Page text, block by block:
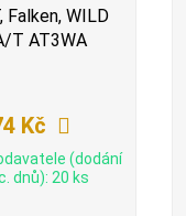
Falken, WILD
T AT3WA
Kč
(dodání
dnů): 20 ks